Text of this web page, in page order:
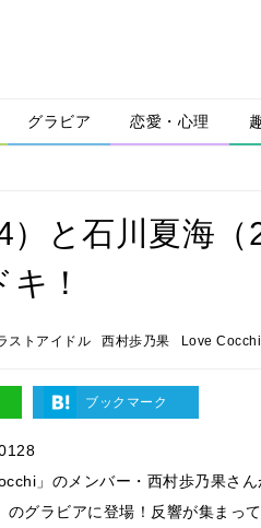
グラビア 恋愛・心理
と石川夏海（
！
ストアイドル 西村歩乃果 Love Cocchi
ブックマーク
」のメンバー・西村歩乃果さ
グラビアに登場！反響が集まって